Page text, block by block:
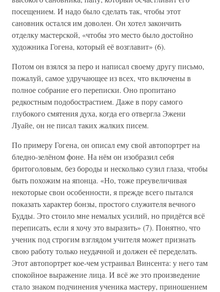
посещением. И надо было сделать так, чтобы этот
сановник остался им доволен. Он хотел закончить
отделку мастерской, «чтобы это место было достойно
художника Гогена, который её возглавит» (6).
Потом он взялся за перо и написал своему другу письмо,
пожалуй, самое удручающее из всех, что включены в
полное собрание его переписки. Оно пропитано
редкостным подобострастием. Даже в пору самого
глубокого смятения духа, когда его отвергла Эжени
Луайе, он не писал таких жалких писем.
По примеру Гогена, он описал ему свой автопортрет на
бледно-зелёном фоне. На нём он изобразил себя
бритоголовым, без бороды и несколько сузил глаза, чтобы
быть похожим на японца. «Но, тоже преувеличивая
некоторые свои особенности, я прежде всего пытался
показать характер бонзы, простого служителя вечного
Будды. Это стоило мне немалых усилий, но придётся всё
переписать, если я хочу это выразить» (7). Понятно, что
ученик под строгим взглядом учителя может признать
свою работу только неудачной и должен её переделать.
Этот автопортрет кое-чем устраивал Винсента: у него там
спокойное выражение лица. И всё же это произведение
стало знаком подчинения ученика мастеру, приношением